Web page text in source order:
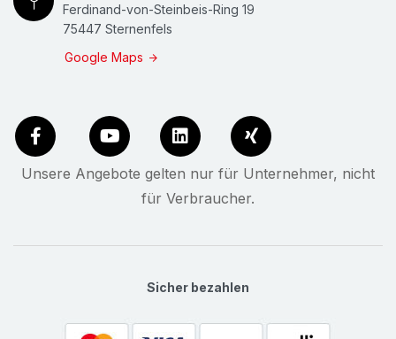
Ferdinand-von-Steinbeis-Ring 19
75447 Sternenfels
Google Maps
Unsere Angebote gelten nur für Unternehmer, nicht
für Verbraucher.
Sicher bezahlen